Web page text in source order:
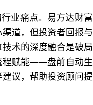
业痛点。易方达财富
道，但投资者回报与
术的深度融合是破局
程赋能——盘前自动生
议，帮助投资顾问提